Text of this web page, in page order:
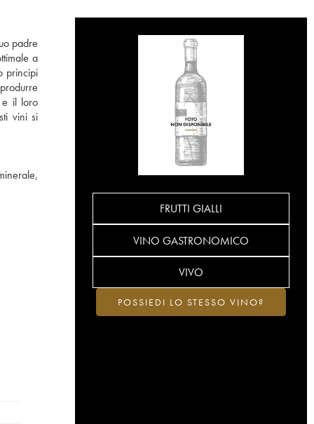
padre
a
principi
e il loro
vini si
FRUTTI GIALLI
VINO GASTRONOMICO
VIVO
POSSIEDI LO STESSO VINO?